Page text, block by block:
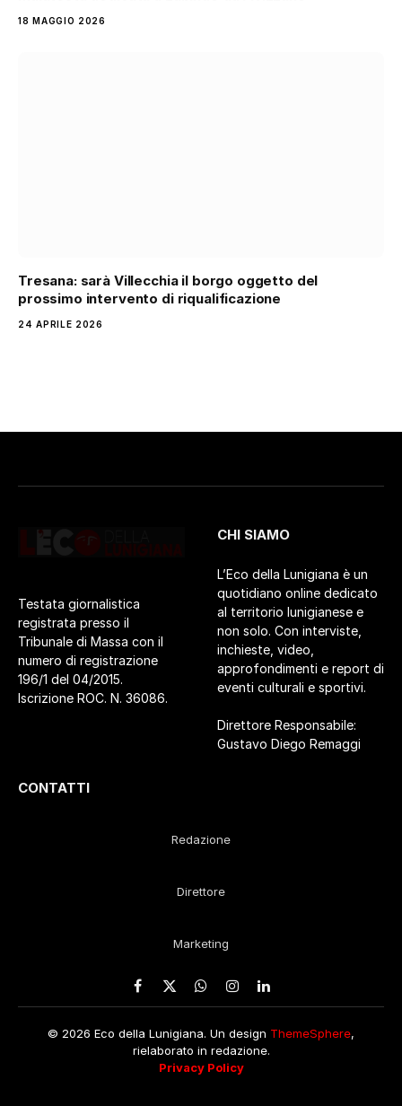
18 MAGGIO 2026
Tresana: sarà Villecchia il borgo oggetto del
prossimo intervento di riqualificazione
24 APRILE 2026
Testata giornalistica
registrata presso il
Tribunale di Massa con il
numero di registrazione
196/1 del 04/2015.
Iscrizione ROC. N. 36086.
CHI SIAMO
L’Eco della Lunigiana è un
quotidiano online dedicato
al territorio lunigianese e
non solo. Con interviste,
inchieste, video,
approfondimenti e report di
eventi culturali e sportivi.
Direttore Responsabile:
Gustavo Diego Remaggi
CONTATTI
Redazione
Direttore
Marketing
Facebook
X
WhatsApp
Instagram
LinkedIn
© 2026 Eco della Lunigiana. Un design ThemeSphere,
rielaborato in redazione.
Privacy Policy